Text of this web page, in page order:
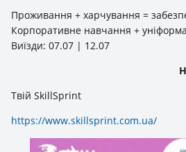
Проживання + харчування =
Корпоративне навчання +
Виїзди: 07.07 | 12.07
Твій SkillSprint
https://www.skillsprint.com.ua/